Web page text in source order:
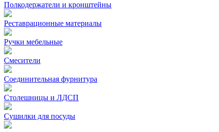
Полкодержатели и кронштейны
Реставрационные материалы
Ручки мебельные
Смесители
Соединительная фурнитура
Столешницы и ЛДСП
Сушилки для посуды